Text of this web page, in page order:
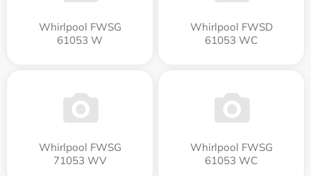
Whirlpool FWSG
61053 W
Whirlpool FWSD
61053 WC
Whirlpool FWSG
71053 WV
Whirlpool FWSG
61053 WC